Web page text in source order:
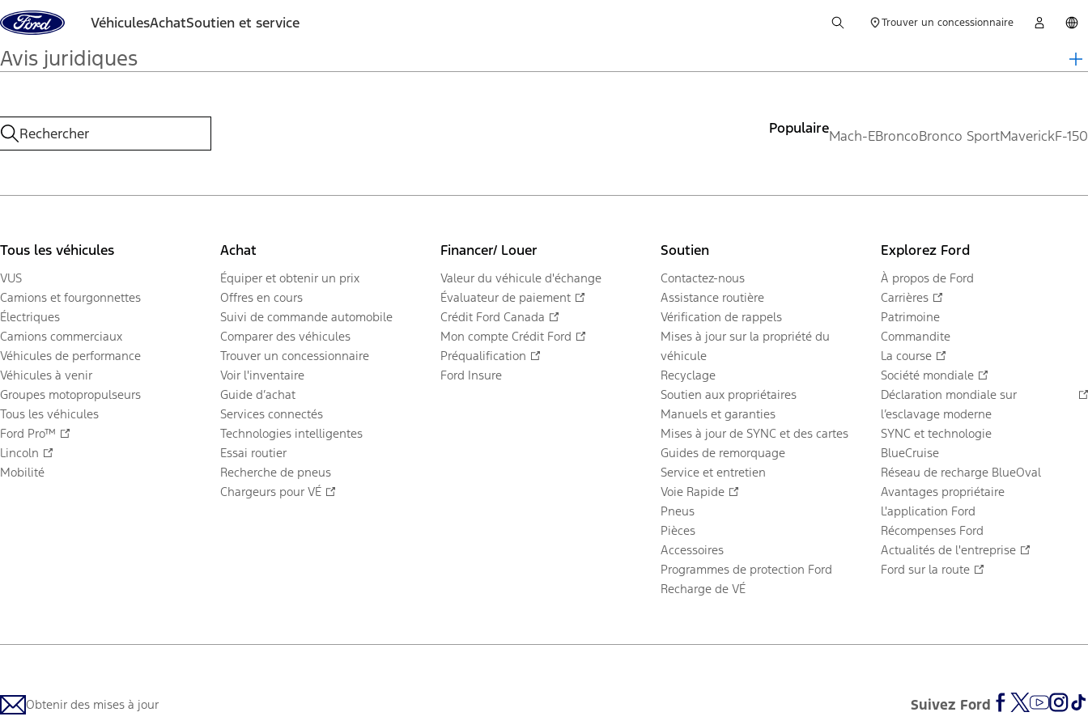
Aller au contenu VéhiculesAchatSoutien et service Trouver un concessionnaire
Avis juridiques
PopulaireMach-EBroncoBronco SportMaverickF-150
Tous les véhicules
VUS
Camions et fourgonnettes
Électriques
Camions commerciaux
Véhicules de performance
Véhicules à venir
Groupes motopropulseurs
Tous les véhicules
Ford Pro™
Lincoln
Mobilité
Achat
Équiper et obtenir un prix
Offres en cours
Suivi de commande automobile
Comparer des véhicules
Trouver un concessionnaire
Voir l'inventaire
Guide d’achat
Services connectés
Technologies intelligentes
Essai routier
Recherche de pneus
Chargeurs pour VÉ
Financer/ Louer
Valeur du véhicule d'échange
Évaluateur de paiement
Crédit Ford Canada
Mon compte Crédit Ford
Préqualification
Ford Insure
Soutien
Contactez-nous
Assistance routière
Vérification de rappels
Mises à jour sur la propriété du
véhicule
Recyclage
Soutien aux propriétaires
Manuels et garanties
Mises à jour de SYNC et des cartes
Guides de remorquage
Service et entretien
Voie Rapide
Pneus
Pièces
Accessoires
Programmes de protection Ford
Recharge de VÉ
Explorez Ford
À propos de Ford
Carrières
Patrimoine
Commandite
La course
Société mondiale
Déclaration mondiale sur
l’esclavage moderne
SYNC et technologie
BlueCruise
Réseau de recharge BlueOval
Avantages propriétaire
L'application Ford
Récompenses Ford
Actualités de l'entreprise
Ford sur la route
Obtenir des mises à jour Suivez Ford